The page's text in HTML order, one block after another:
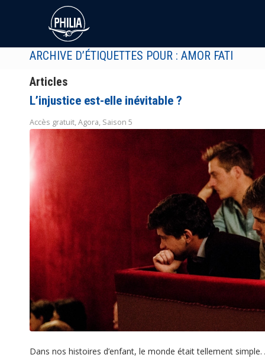
ARCHIVE D’ÉTIQUETTES POUR : AMOR FATI
Articles
L’injustice est-elle inévitable ?
Accès gratuit, Agora, Saison 5
Dans nos histoires d’enfant, le monde était tellement